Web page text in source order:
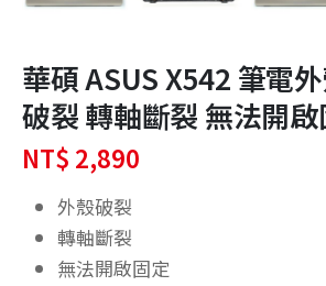
華碩 ASUS X542 筆電
破裂 轉軸斷裂 無法開啟
NT$ 2,890
外殼破裂
轉軸斷裂
無法開啟固定